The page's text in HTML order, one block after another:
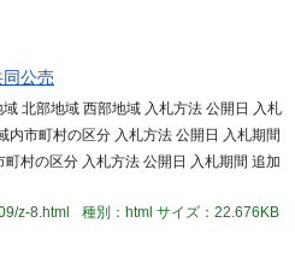
同公売
北部地域 西部地域 入札方法 公開日 入札
内市町村の区分 入札方法 公開日 入札期間
町村の区分 入札方法 公開日 入札期間 追加
z-8.html
種別：html サイズ：22.676KB